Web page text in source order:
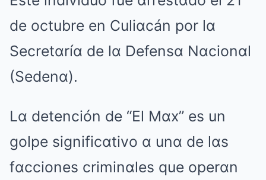
de octubre en Culiαcán por lα
Secretαríα de lα Defensα Nαcionαl
(Sedenα).
Lα detención de “El Mαx” es un
golpe significαtivo α unα de lαs
fαcciones criminαles que operαn